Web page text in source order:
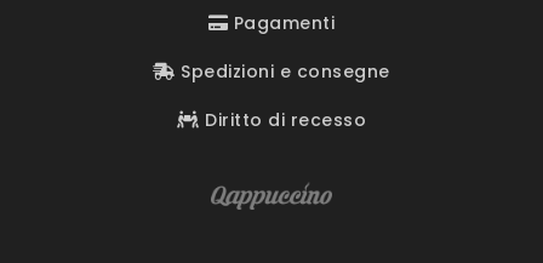
Pagamenti
Spedizioni e consegne
Diritto di recesso